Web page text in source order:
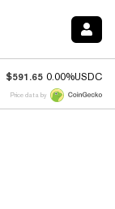
$591.65 0.00%USDC
Price data by